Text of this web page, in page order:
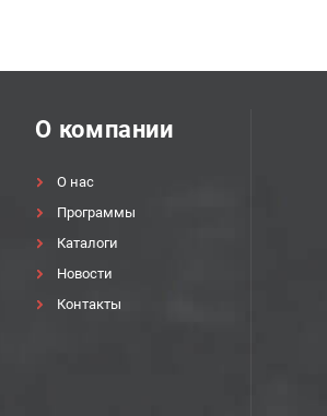
О компании
О нас
Программы
Каталоги
Новости
Контакты